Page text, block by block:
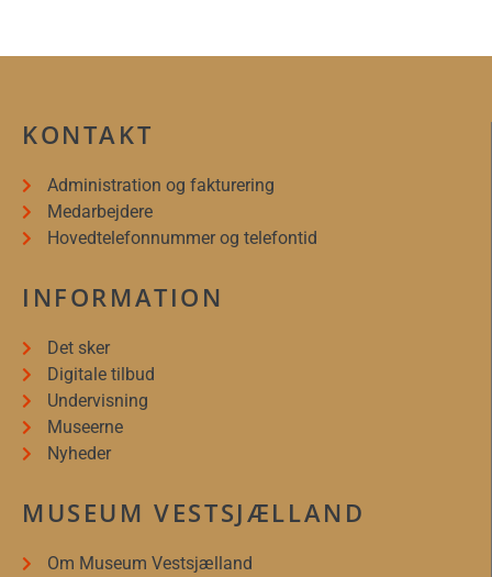
KONTAKT
Administration og fakturering
Medarbejdere
Hovedtelefonnummer og telefontid
INFORMATION
Det sker
Digitale tilbud
Undervisning
Museerne
Nyheder
MUSEUM VESTSJÆLLAND
Om Museum Vestsjælland